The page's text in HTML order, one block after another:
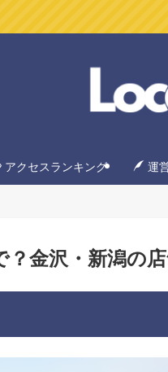
『
アクセスランキング 運
金沢・新潟の店